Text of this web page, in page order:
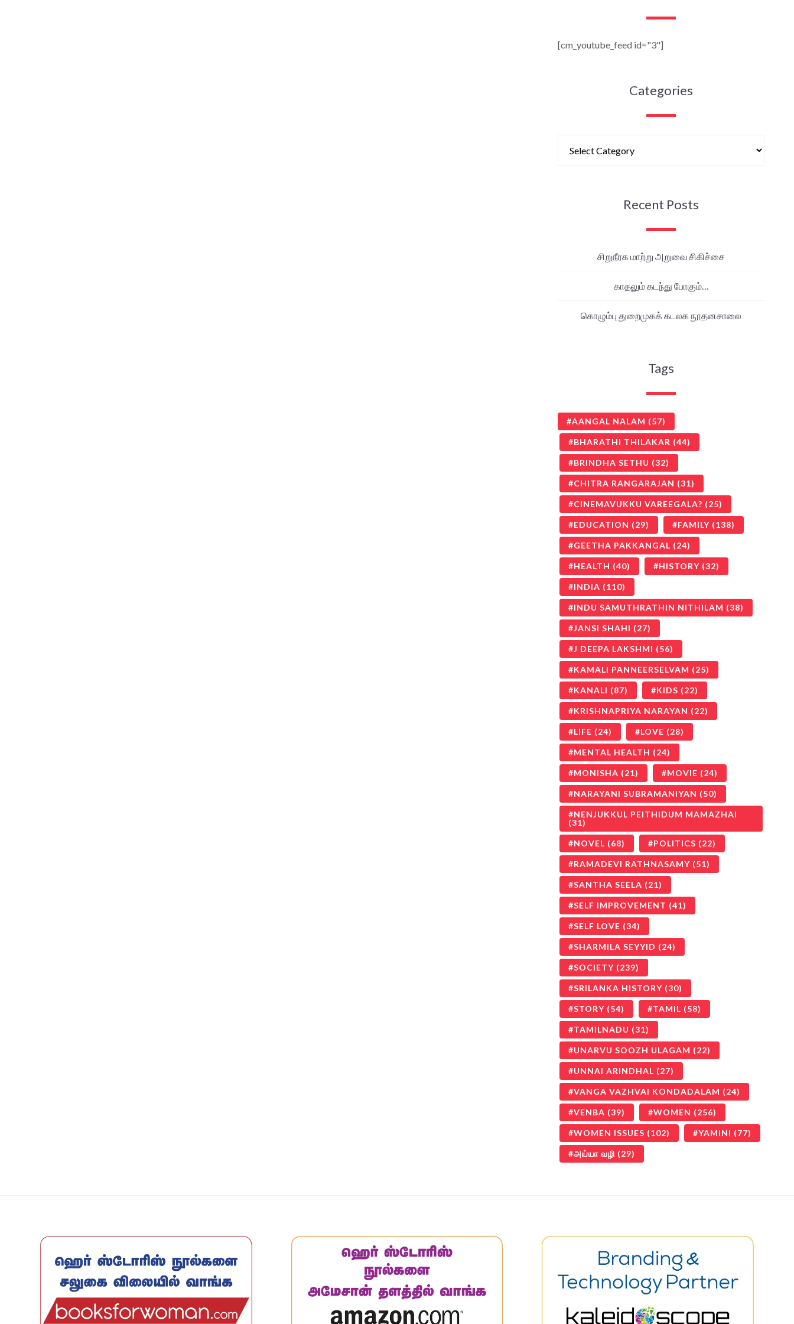
[cm_youtube_feed id="3"]
Categories
Recent Posts
சிறுநீரக மாற்று அறுவை சிகிச்சை
காதலும் கடந்து போகும்…
கொழும்பு துறைமுகக் கடலக நூதனசாலை
Tags
AANGAL NALAM (57)
BHARATHI THILAKAR (44)
BRINDHA SETHU (32)
CHITRA RANGARAJAN (31)
CINEMAVUKKU VAREEGALA? (25)
EDUCATION (29) FAMILY (138)
GEETHA PAKKANGAL (24)
HEALTH (40) HISTORY (32)
INDIA (110)
INDU SAMUTHRATHIN NITHILAM (38)
JANSI SHAHI (27)
J DEEPA LAKSHMI (56)
KAMALI PANNEERSELVAM (25)
KANALI (87) KIDS (22)
KRISHNAPRIYA NARAYAN (22)
LIFE (24) LOVE (28)
MENTAL HEALTH (24)
MONISHA (21) MOVIE (24)
NARAYANI SUBRAMANIYAN (50)
NENJUKKUL PEITHIDUM MAMAZHAI
(31)
NOVEL (68) POLITICS (22)
RAMADEVI RATHNASAMY (51)
SANTHA SEELA (21)
SELF IMPROVEMENT (41)
SELF LOVE (34)
SHARMILA SEYYID (24)
SOCIETY (239)
SRILANKA HISTORY (30)
STORY (54) TAMIL (58)
TAMILNADU (31)
UNARVU SOOZH ULAGAM (22)
UNNAI ARINDHAL (27)
VANGA VAZHVAI KONDADALAM (24)
VENBA (39) WOMEN (256)
WOMEN ISSUES (102) YAMINI (77)
அய்யா வழி (29)